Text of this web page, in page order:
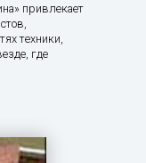
привлекает
техники,
где